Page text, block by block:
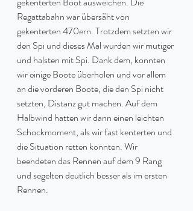
Regattabahn war übersäht von
gekenterten 470ern. Trotzdem setzten wir
den Spi und dieses Mal wurden wir mutiger
und halsten mit Spi. Dank dem, konnten
wir einige Boote überholen und vor allem
an die vorderen Boote, die den Spi nicht
setzten, Distanz gut machen. Auf dem
Halbwind hatten wir dann einen leichten
Schockmoment, als wir fast kenterten und
die Situation retten konnten. Wir
beendeten das Rennen auf dem 9 Rang
und segelten deutlich besser als im ersten
Rennen.